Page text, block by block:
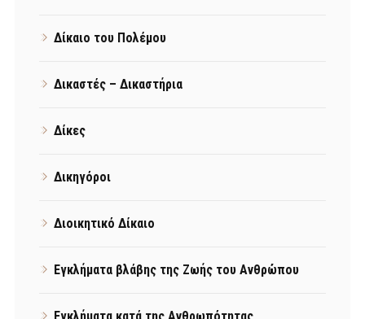
Δίκαιο του Πολέμου
Δικαστές – Δικαστήρια
Δίκες
Δικηγόροι
Διοικητικό Δίκαιο
Εγκλήματα βλάβης της Ζωής του Ανθρώπου